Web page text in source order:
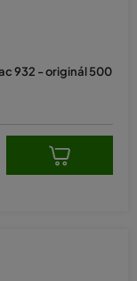
932 - originál 500